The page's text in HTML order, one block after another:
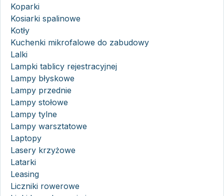
Koparki
Kosiarki spalinowe
Kotły
Kuchenki mikrofalowe do zabudowy
Lalki
Lampki tablicy rejestracyjnej
Lampy błyskowe
Lampy przednie
Lampy stołowe
Lampy tylne
Lampy warsztatowe
Laptopy
Lasery krzyżowe
Latarki
Leasing
Liczniki rowerowe